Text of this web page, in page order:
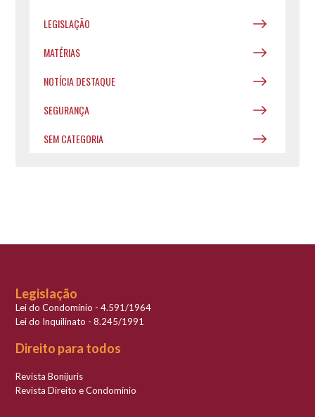
LEGISLAÇÃO
MATÉRIAS
NOTÍCIA DESTAQUE
SEGURANÇA
SEM CATEGORIA
Legislação
Lei do Condomínio - 4.591/1964
Lei do Inquilinato - 8.245/1991
Direito para todos
Revista Bonijuris
Revista Direito e Condomínio